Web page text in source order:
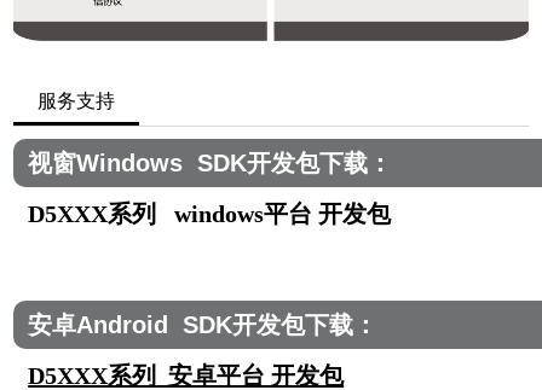
服务支持
视窗Windows SDK开发包下载：
D5XXX系列 windows平台 开发包
安卓Android SDK开发包下载：
D5XXX系列 安卓平台 开发包